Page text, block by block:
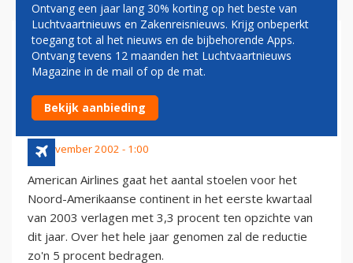
AMERICAN ARILINES
VERLAAGT STOELCAPACITEIT
EERSTE KWARTAAL 2003
26 november 2002 - 1:00
American Airlines gaat het aantal stoelen voor het
Noord-Amerikaanse continent in het eerste kwartaal
van 2003 verlagen met 3,3 procent ten opzichte van
dit jaar. Over het hele jaar genomen zal de reductie
zo'n 5 procent bedragen.
Ontvang een jaar lang 30% korting op het beste van
Luchtvaartnieuws en Zakenreisnieuws. Krijg onbeperkt
toegang tot al het nieuws en de bijbehorende Apps.
Ontvang tevens 12 maanden het Luchtvaartnieuws
Magazine in de mail of op de mat.
Bekijk aanbieding